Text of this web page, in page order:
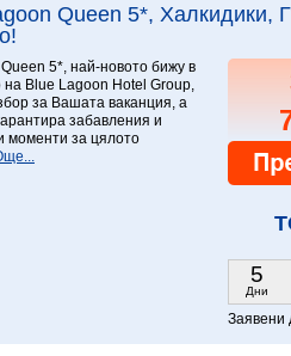
Queen 5*, Халкидики,
5*, най-новото бижу в
на Blue Lagoon Hotel Group,
за Вашата ваканция, а
забавления и
моменти за цялото
5
Дни
Заявени